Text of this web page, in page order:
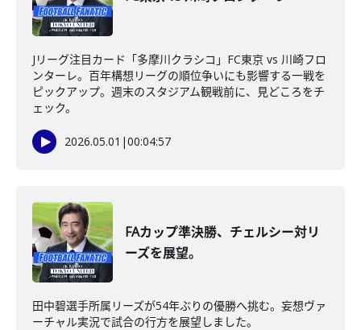
Jリーグ注目カード「多摩川クラシコ」FC東京 vs 川崎フロ
ンターレ。百年構想リーグの順位争いにも影響する一戦を
ピックアップ。週末のスタジアム観戦前に、見どころをチ
ェック。
2026.05.01 |00:04:57
FAカップ準決勝、チェルシー対リ
ーズを展望。
田中碧選手所属リーズが54年ぶりの優勝へ挑む。妄想ヴァ
ーチャル実況で試合の行方を展望しました。